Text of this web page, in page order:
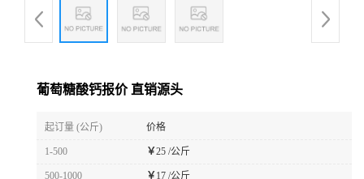
葡萄糖酸钙报价 直销源头
起订量 (公斤) 价格
1-500 ￥25 /公斤
500-1000 ￥ 17 /公斤